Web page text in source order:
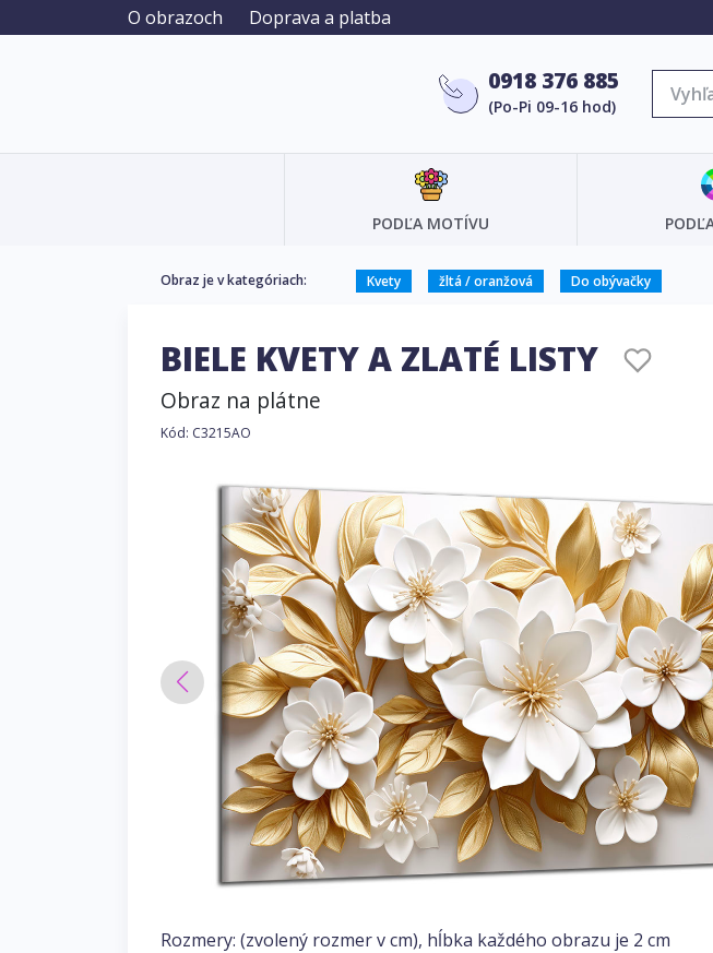
O obrazoch Doprava a platba
0918 376 885
(Po-Pi 09-16 hod)
PODĽA MOTÍVU
Obraz je v kategóriach: Kvety žltá / oranžová Do obývačky
BIELE KVETY A ZLATÉ LISTY
Obraz na plátne
Kód: C3215AO
Rozmery: (zvolený rozmer v cm), hĺbka každého obrazu je 2 cm